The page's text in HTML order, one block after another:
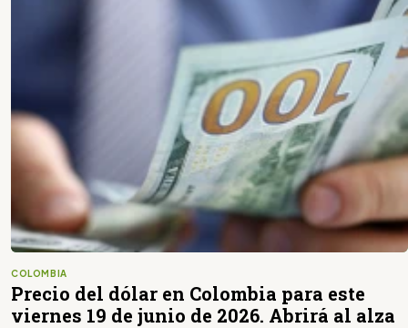
COLOMBIA
Precio del dólar en Colombia para este
viernes 19 de junio de 2026. Abrirá al alza